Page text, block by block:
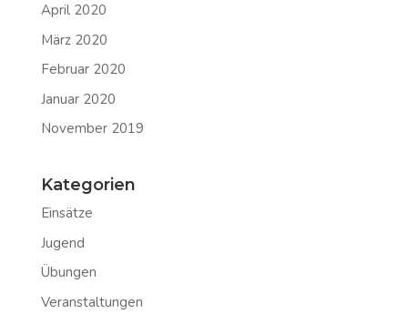
April 2020
März 2020
Februar 2020
Januar 2020
November 2019
Kategorien
Einsätze
Jugend
Übungen
Veranstaltungen